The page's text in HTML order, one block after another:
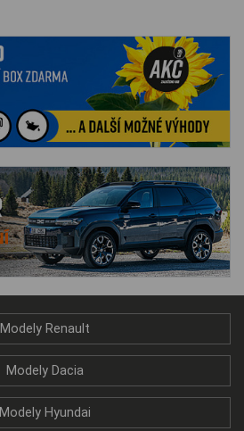
Modely Renault
Modely Dacia
Modely Hyundai